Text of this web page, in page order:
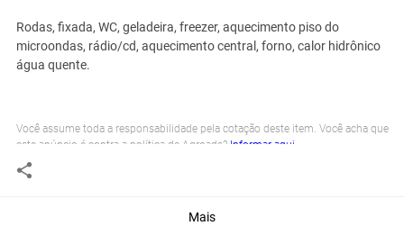
Rodas, fixada, WC, geladeira, freezer, aquecimento piso do
microondas, rádio/cd, aquecimento central, forno, calor hidrônico
água quente.
Você assume toda a responsabilidade pela cotação deste item. Você acha que
este anúncio é contra a política de Agroads? Informar aqui
Mais